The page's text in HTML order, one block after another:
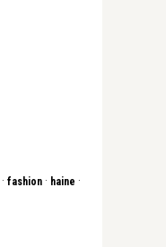
· fashion · haine ·